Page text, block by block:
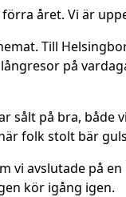
året. Vi är
Till
på
sålt på bra, både
folk stolt bär
vi avslutade på
kör igång igen.